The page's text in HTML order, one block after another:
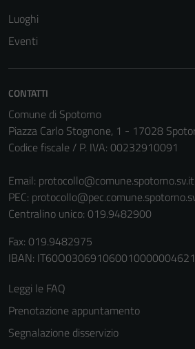
Luoghi
Eventi
CONTATTI
Comune di Spotorno
Piazza Carlo Stognone, 1 - 17028
Codice fiscale / P. IVA: 00232910091
Email: protocollo@comune.spotorno.sv.it
PEC:
Centralino unico: 019.9482900
Fax: 019.9482975
IBAN:
Leggi le FAQ
Prenotazione appuntamento
Segnalazione disservizio